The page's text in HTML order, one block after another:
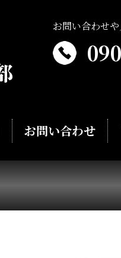
お問い合わせ
お問い合わせ